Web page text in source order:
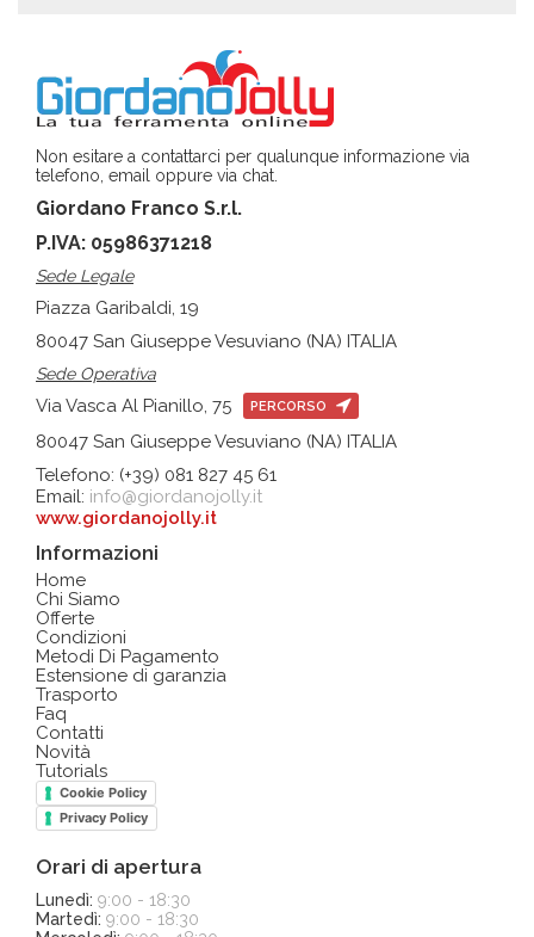
Non esitare a contattarci per qualunque informazione via
telefono, email oppure via chat.
Giordano Franco S.r.l.
P.IVA: 05986371218
Sede Legale
Piazza Garibaldi, 19
80047 San Giuseppe Vesuviano (NA) ITALIA
Sede Operativa
Via Vasca Al Pianillo, 75 PERCORSO
80047 San Giuseppe Vesuviano (NA) ITALIA
Telefono: (+39) 081 827 45 61
Email: info@giordanojolly.it
www.giordanojolly.it
Informazioni
Home
Chi Siamo
Offerte
Condizioni
Metodi Di Pagamento
Estensione di garanzia
Trasporto
Faq
Contatti
Novità
Tutorials
Cookie Policy
Privacy Policy
Orari di apertura
Lunedì: 9:00 - 18:30
Martedì: 9:00 - 18:30